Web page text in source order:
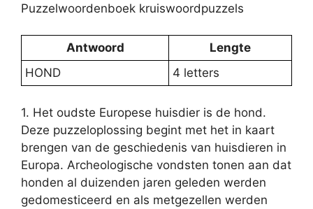
Puzzelwoordenboek kruiswoordpuzzels
Antwoord
Lengte
HOND
4 letters
1. Het oudste Europese huisdier is de hond.
Deze puzzeloplossing begint met het in kaart
brengen van de geschiedenis van huisdieren in
Europa. Archeologische vondsten tonen aan dat
honden al duizenden jaren geleden werden
gedomesticeerd en als metgezellen werden